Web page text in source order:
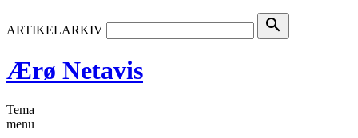
ARTIKELARKIV search
Ærø Netavis
Tema
menu